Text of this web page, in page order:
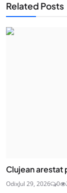
Related Posts
Clujean
OdixJul 29, 2026 0